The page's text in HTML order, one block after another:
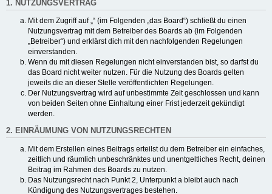
1. NUTZUNGSVERTRAG
Mit dem Zugriff auf „“ (im Folgenden „das Board“) schließt du einen
Nutzungsvertrag mit dem Betreiber des Boards ab (im Folgenden
„Betreiber“) und erklärst dich mit den nachfolgenden Regelungen
einverstanden.
Wenn du mit diesen Regelungen nicht einverstanden bist, so darfst du
das Board nicht weiter nutzen. Für die Nutzung des Boards gelten
jeweils die an dieser Stelle veröffentlichten Regelungen.
Der Nutzungsvertrag wird auf unbestimmte Zeit geschlossen und kann
von beiden Seiten ohne Einhaltung einer Frist jederzeit gekündigt
werden.
2. EINRÄUMUNG VON NUTZUNGSRECHTEN
Mit dem Erstellen eines Beitrags erteilst du dem Betreiber ein einfaches,
zeitlich und räumlich unbeschränktes und unentgeltliches Recht, deinen
Beitrag im Rahmen des Boards zu nutzen.
Das Nutzungsrecht nach Punkt 2, Unterpunkt a bleibt auch nach
Kündigung des Nutzungsvertrages bestehen.